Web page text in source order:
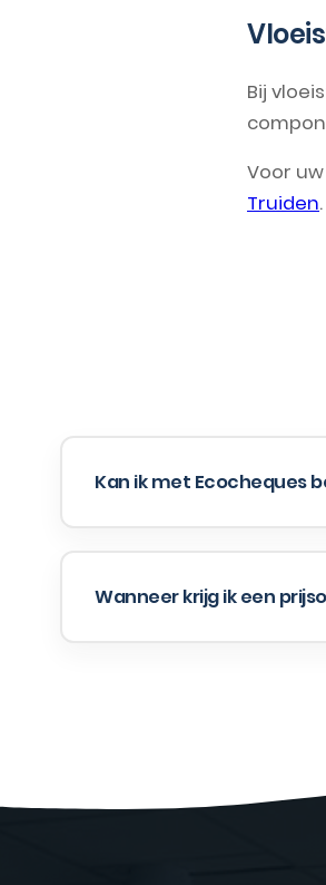
Bij
Voor uw
Truiden
Kan ik met Ecocheques
Wanneer krijg ik een